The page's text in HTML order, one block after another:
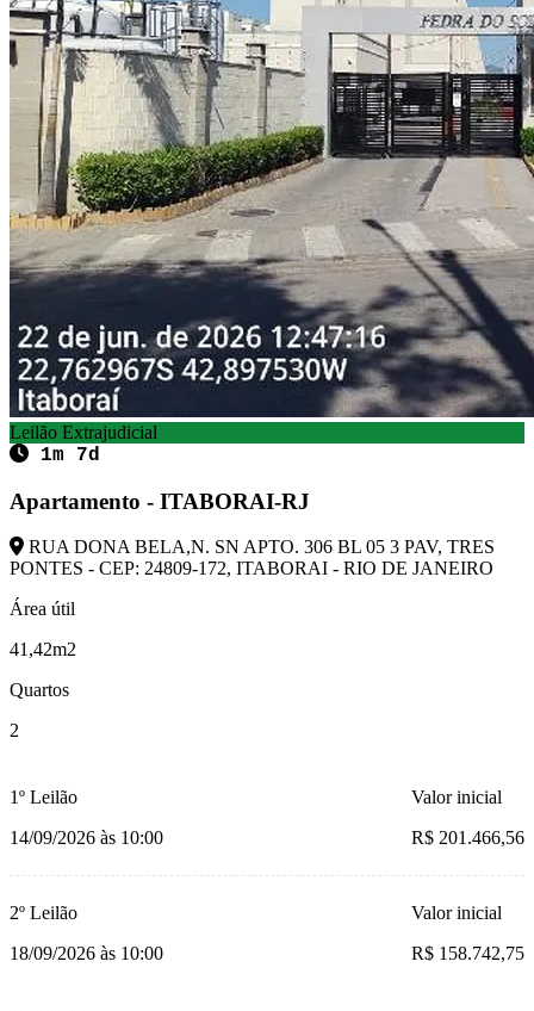
Leilão Extrajudicial
1m 7d
Apartamento - ITABORAI-RJ
RUA DONA BELA,N. SN APTO. 306 BL 05 3 PAV, TRES
PONTES - CEP: 24809-172, ITABORAI - RIO DE JANEIRO
Área útil
41,42m2
Quartos
2
1º Leilão
14/09/2026 às 10:00
Valor inicial
R$ 201.466,56
2º Leilão
18/09/2026 às 10:00
Valor inicial
R$ 158.742,75